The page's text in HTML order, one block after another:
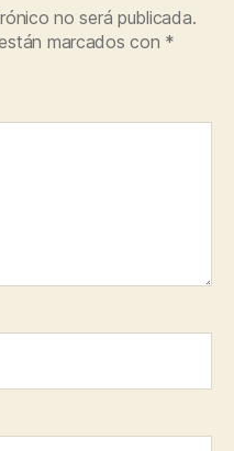
no será publicada.
marcados con *